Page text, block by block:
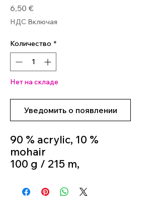
6,50 €
НДС Включая
Количество *
Нет на складе
Уведомить о появлении
90 % acrylic, 10 %
mohair
100 g / 215 m,
6 mm
Colour 04